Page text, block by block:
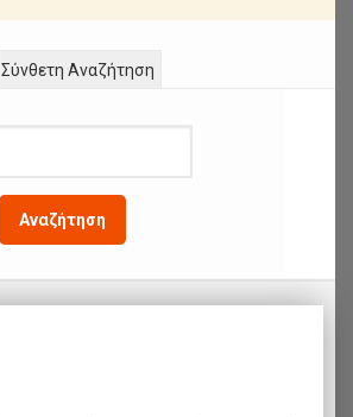
Αναζήτηση
Σύνθετη Αναζήτηση